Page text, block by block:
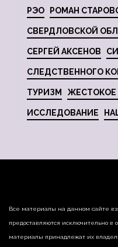
РЭО РОМАН
СВЕРДЛОВСКОЙ
СЕРГЕЙ АКСЕНОВ
СЛЕДСТВЕННОГО
ТУРИЗМ
ИССЛЕДОВАНИЕ
Все материалы на данном сайте
предоставляются исключительно в
материалы принадлежат их